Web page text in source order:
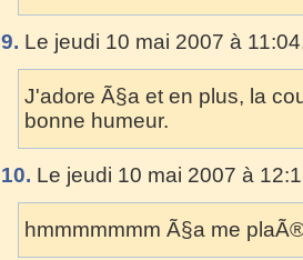
9. Le jeudi 10 mai 2007 à
J'adore Ã§a et en plus, la
bonne humeur.
10. Le jeudi 10 mai 2007 à
hmmmmmmm Ã§a me